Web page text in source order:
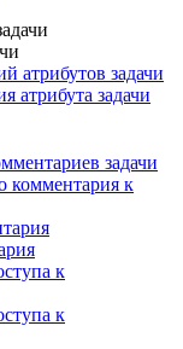
атрибутов задачи
атрибута задачи
задачи
комментария к
к
к